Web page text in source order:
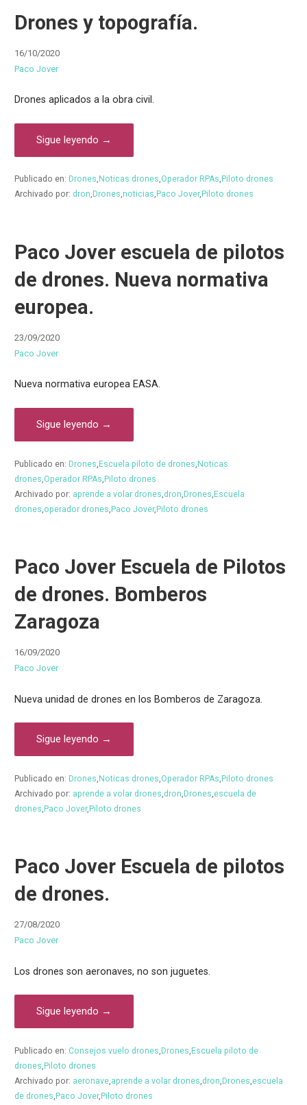
Drones y topografía.
16/10/2020
Paco Jover
Drones aplicados a la obra civil.
Sigue leyendo →
Publicado en: Drones, Noticas drones,Operador RPAs, Piloto drones
Archivado por: dron, Drones,noticias, Paco Jover, Piloto drones
Paco Jover escuela de pilotos
de drones. Nueva normativa
europea.
23/09/2020
Paco Jover
Nueva normativa europea EASA.
Sigue leyendo →
Publicado en: Drones Escuela piloto de drones Noticas
drones Operador RPAs Piloto drones
Archivado por: aprende a volar drones dron Drones Escuela
drones operador drones Paco Jover,Piloto drones
Paco Jover Escuela de Pilotos
de drones. Bomberos
Zaragoza
16/09/2020
Paco Jover
Nueva unidad de drones en los Bomberos de Zaragoza.
Sigue leyendo →
Publicado en: Drones Noticas drones Operador RPAs Piloto drones
Archivado por: aprende a volar drones dron Drones escuela de
drones Paco Jover,Piloto drones
Paco Jover Escuela de pilotos
de drones.
27/08/2020
Paco Jover
Los drones son aeronaves, no son juguetes.
Sigue leyendo →
Publicado en: Consejos vuelo drones, Drones, Escuela piloto de
drones, Piloto drones
Archivado por: aeronave,aprende a volar drones,dron, Drones,escuela
de drones, Paco Jover, Piloto drones